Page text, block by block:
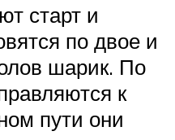
старт и
по двое и
шарик. По
к
пути они